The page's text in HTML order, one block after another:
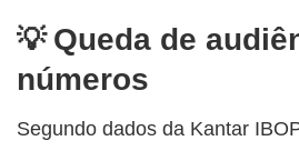
Queda de
números
Segundo dados da Kantar